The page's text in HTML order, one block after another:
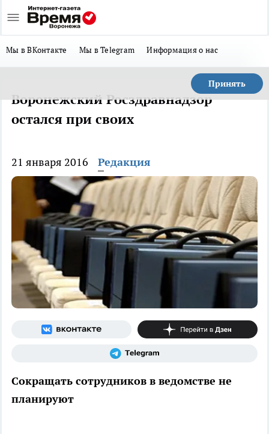
Мы в ВКонтакте Мы в Telegram Информация о нас
Принять
Воронежский Росздравнадзор
остался при своих
21 января 2016 Редакция
Сокращать сотрудников в ведомстве не
планируют